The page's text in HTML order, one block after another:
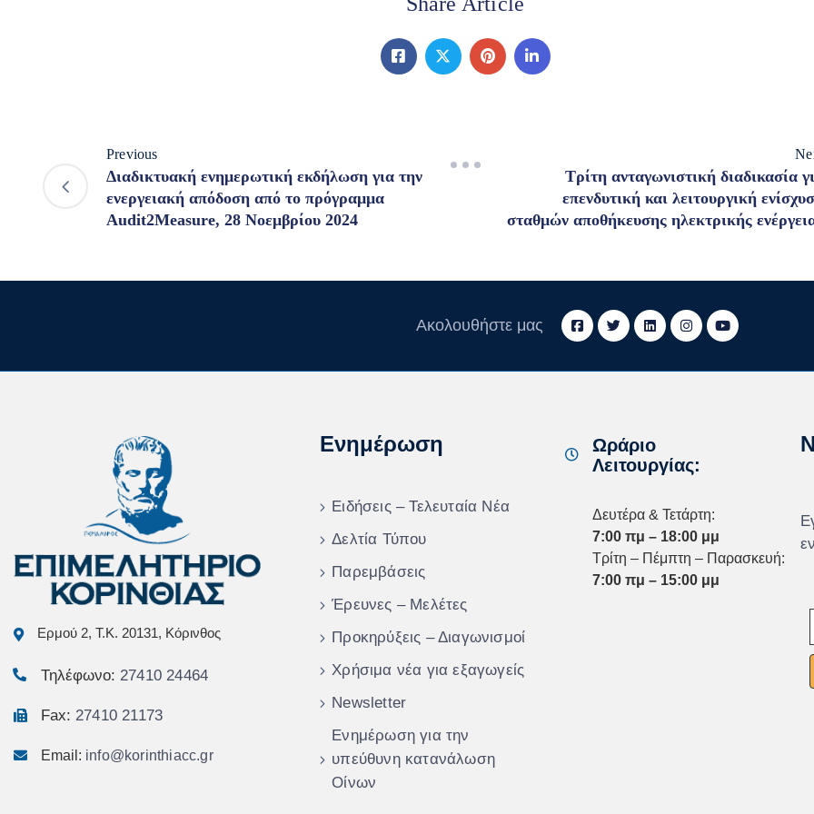
Previous
Διαδικτυακή ενημερωτική εκδήλωση για την
ενεργειακή απόδοση από το πρόγραμμα
Audit2Measure, 28 Νοεμβρίου 2024
Τρίτη ανταγωνιστική διαδικασία
επενδυτική και λειτουργική
σταθμών αποθήκευσης ηλεκτρικής
Ακολουθήστε μας
Ερμού 2, Τ.Κ. 20131, Κόρινθος
Τηλέφωνο: 27410 24464
Fax: 27410 21173
Email: info@korinthiacc.gr
Ενημέρωση
Ειδήσεις – Τελευταία Νέα
Δελτία Τύπου
Παρεμβάσεις
Έρευνες – Μελέτες
Προκηρύξεις – Διαγωνισμοί
Χρήσιμα νέα για εξαγωγείς
Newsletter
Ενημέρωση για την
υπεύθυνη κατανάλωση
Οίνων
Ωράριο
Λειτουργίας:
Δευτέρα & Τετάρτη:
7:00 πμ – 18:00 μμ
Τρίτη – Πέμπτη – Παρασκευή:
7:00 πμ – 15:00 μμ